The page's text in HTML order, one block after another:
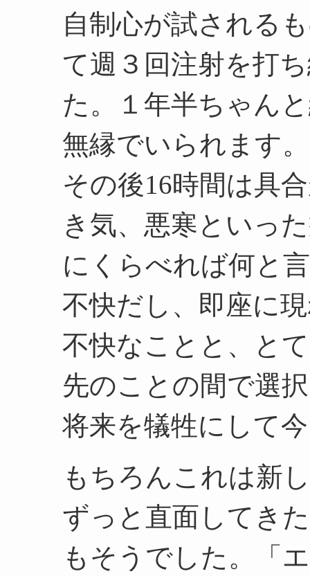
自制心が試される
て週３回注射を打
た。１年半ちゃん
無縁でいられます
その後16時間は具
き気、悪寒といっ
にくらべれば何と
不快だし、即座に
不快なことと、と
先のことの間で選
将来を犠牲にして
もちろんこれは新
ずっと直面してき
もそうでした。「